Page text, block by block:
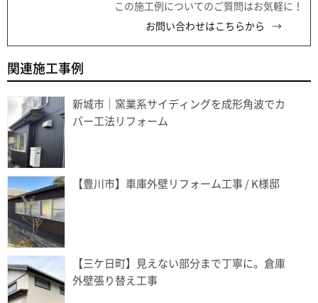
この施工例についてのご質問はお気軽に！
お問い合わせはこちらから
関連施工事例
新城市｜窯業系サイディングを成形角波でカ
バー工法リフォーム
【豊川市】車庫外壁リフォーム工事 / K様邸
【三ケ日町】見えない部分まで丁寧に。倉庫
外壁張り替え工事